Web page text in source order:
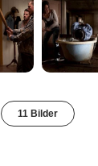
11 Bilder